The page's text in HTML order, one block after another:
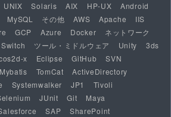
UNIX Solaris AIX HP-UX
Android
MySQL その他 AWS Apache
IIS
GCP Azure Docker
ネットワーク
ツール・ミドルウェア Unity
3ds
x Eclipse GitHub
SVN
Mybatis TomCat
ActiveDirectory
Systemwalker JP1
Tivoli
JUnit Git
Maya
SAP SharePoint